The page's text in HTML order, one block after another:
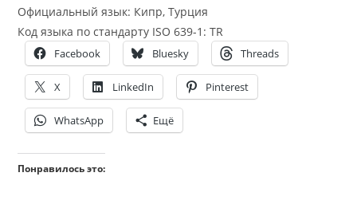
Официальный язык: Кипр, Турция
Код языка по стандарту ISO 639-1: TR
Facebook Bluesky Threads
X LinkedIn Pinterest
WhatsApp Ещё
Понравилось это: